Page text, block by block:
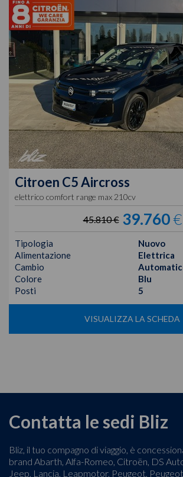
Citroen C5 Aircross
elettrico comfort range max 210cv
45.810 € 39.760€
Tipologia
Nuovo
Alimentazione
Elettrica
Cambio
Colore
Blu
Posti
5
VISUALIZZA LA SCHEDA
Contatta le sedi Bliz
Bliz, il tuo compagno di viaggio, è
brand Abarth, Alfa-Romeo, Citroën, DS
Jeep, Lancia, Leapmotor, Peugeot,